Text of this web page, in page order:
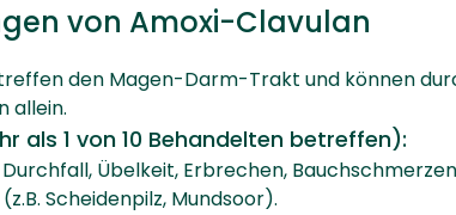
von Amoxi-Clavulan
den Magen-Darm-Trakt und können
allein.
als 1 von 10 Behandelten betreffen):
Übelkeit, Erbrechen,
Scheidenpilz, Mundsoor).